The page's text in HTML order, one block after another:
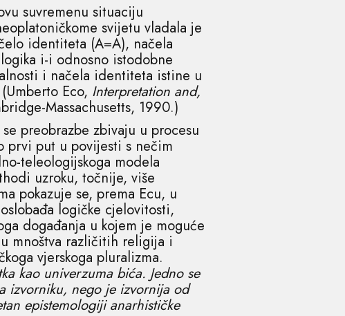
suvremenu situaciju
svijetu vladala je
identiteta (A=A), načela
i-i odnosno istodobne
i načela identiteta istine u
Eco, Interpretation and,
Massachusetts, 1990.)
preobrazbe zbivaju u procesu
prvi put u povijesti s nečim
teleologijskoga modela
uzroku, točnije, više
pokazuje se, prema Ecu, u
logičke cjelovitosti,
događanja u kojem je moguće
mnoštva različitih religija i
vjerskoga pluralizma.
kao univerzuma bića. Jedno se
izvorniku, nego je izvornija od
epistemologiji anarhističke